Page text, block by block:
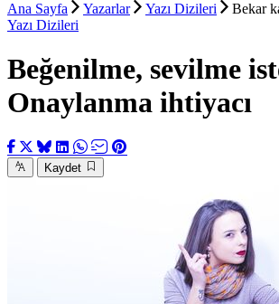
Ana Sayfa Yazarlar Yazı Dizileri
Bekar
Yazı Dizileri
Beğenilme, sevilme
Onaylanma ihtiyacı
Kaydet